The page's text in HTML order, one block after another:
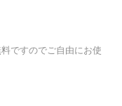
ですのでご自由にお使